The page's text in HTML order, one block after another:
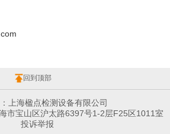
回到顶部
上海楹点检测设备有限公司
市宝山区沪太路6397号1-2层F25区1011室
投诉举报